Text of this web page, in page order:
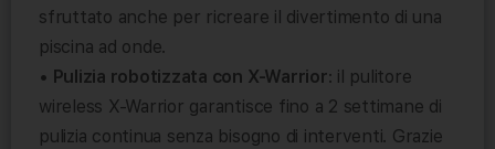
sfruttato anche per ricreare il divertimento di una
piscina ad onde.
• Pulizia robotizzata con X-Warrior: il pulitore
wireless X-Warrior garantisce fino a 2 settimane di
pulizia continua senza bisogno di interventi. Grazie